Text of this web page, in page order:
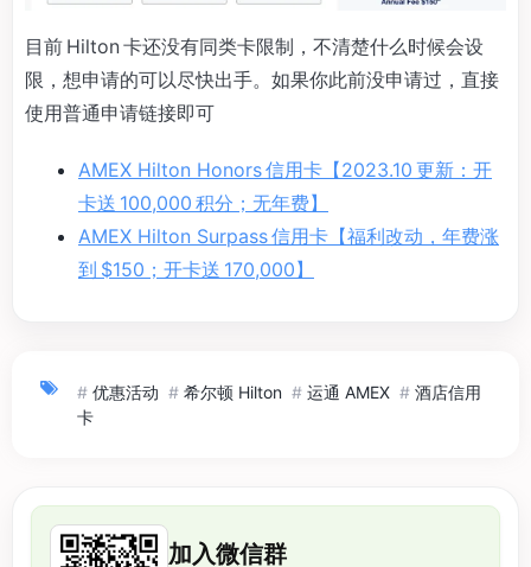
目前 Hilton 卡还没有同类卡限制，不清楚什么时候会设
限，想申请的可以尽快出手。如果你此前没申请过，直接
使用普通申请链接即可
AMEX Hilton Honors 信用卡【2023.10 更新：开
卡送 100,000 积分；无年费】
AMEX Hilton Surpass 信用卡【福利改动，年费涨
到 $150；开卡送 170,000】
# 优惠活动 # 希尔顿 Hilton # 运通 AMEX # 酒店信用
卡
加入微信群